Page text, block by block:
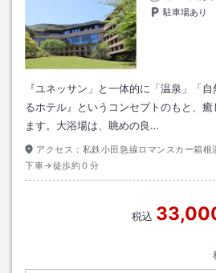
駐車場あり
『ユネッサン」と一体的に「温泉」「
るホテル』というコンセプトのもと、
ます。大浴場は、眺めの良…
アクセス： 私鉄小田急線ロマンスカー箱
下車→徒歩約０分
税込